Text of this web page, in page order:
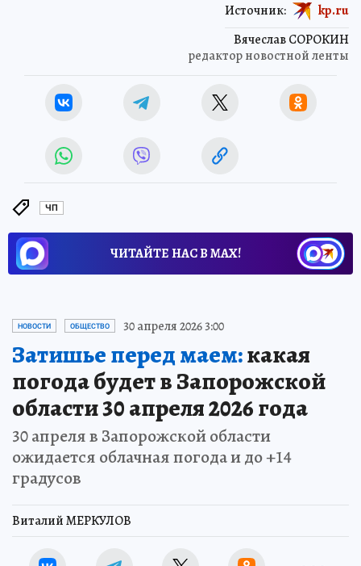
Вячеслав СОРОКИН
редактор новостной ленты
Источник: kp.ru
ЧП
ЧИТАЙТЕ НАС В МАХ!
НОВОСТИ ОБЩЕСТВО 30 апреля 2026 3:00
Затишье перед маем:какая
погода будет в Запорожской
области 30 апреля 2026 года
30 апреля в Запорожской области
ожидается облачная погода и до +14
градусов
Виталий МЕРКУЛОВ